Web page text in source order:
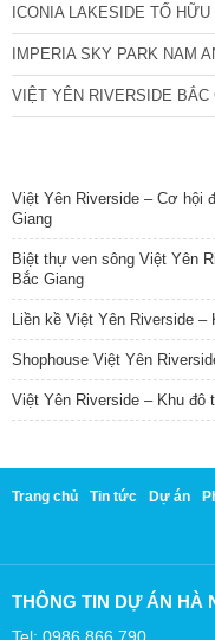
ICONIA LAKESIDE TỐ
IMPERIA SKY PARK NAM
VIỆT YÊN RIVERSIDE BẮC
Việt Yên Riverside – Cơ hội
Giang
Biệt thự ven sông Việt Yên
Bắc Giang
Liền kề Việt Yên Riverside –
Shophouse Việt Yên
Việt Yên Riverside – Khu đô
Trang chủ Tin tức Dự án
THÔNG TIN DỰ ÁN HÀ